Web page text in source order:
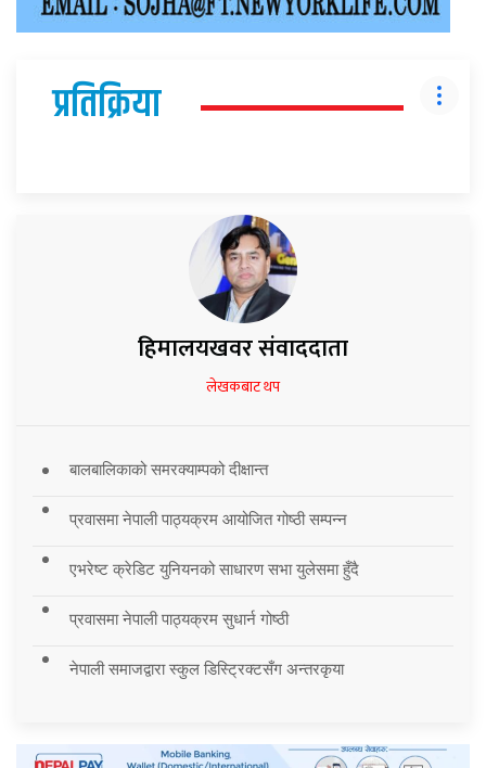
प्रतिक्रिया
हिमालयखवर संवाददाता
लेखकबाट थप
बालबालिकाको समरक्याम्पको दीक्षान्त
प्रवासमा नेपाली पाठ्यक्रम आयोजित गोष्ठी सम्पन्न
एभरेष्ट क्रेडिट युनियनको साधारण सभा युलेसमा हुँदै
प्रवासमा नेपाली पाठ्यक्रम सुधार्न गोष्ठी
नेपाली समाजद्वारा स्कुल डिस्ट्रिक्टसँग अन्तरकृया